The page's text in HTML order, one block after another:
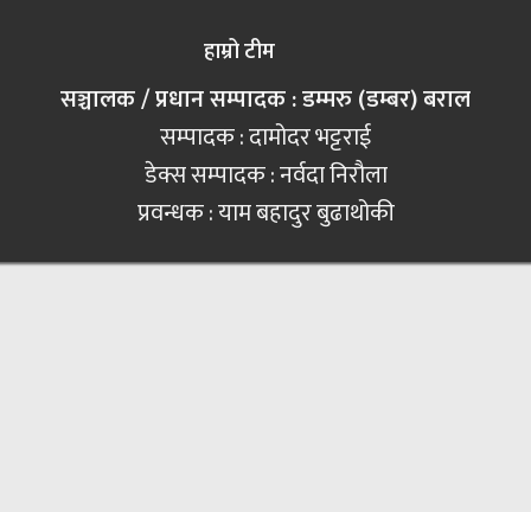
हाम्रो टीम
सञ्चालक / प्रधान सम्पादक : डम्मरु (डम्बर) बराल
सम्पादक : दामोदर भट्टराई
डेक्स सम्पादक : नर्वदा निरौला
प्रवन्धक : याम बहादुर बुढाथोकी